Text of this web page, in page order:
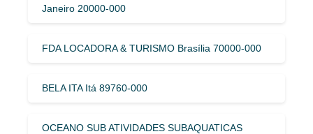
Janeiro 20000-000
FDA LOCADORA & TURISMO Brasília 70000-000
BELA ITA Itá 89760-000
OCEANO SUB ATIVIDADES SUBAQUATICAS